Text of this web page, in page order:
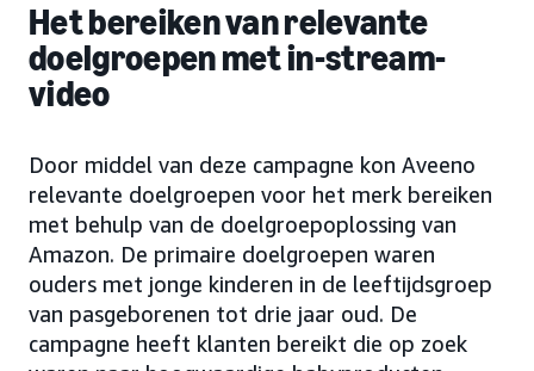
Het bereiken van relevante
doelgroepen met in-stream-
video
Door middel van deze campagne kon Aveeno
relevante doelgroepen voor het merk bereiken
met behulp van de doelgroepoplossing van
Amazon. De primaire doelgroepen waren
ouders met jonge kinderen in de leeftĳdsgroep
van pasgeborenen tot drie jaar oud. De
campagne heeft klanten bereikt die op zoek